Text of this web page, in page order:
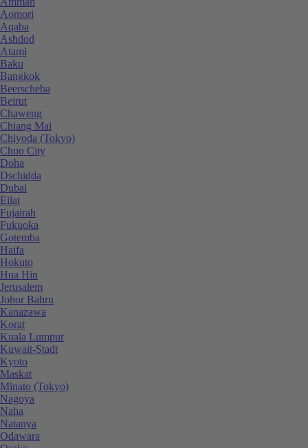
Aomori
Aqaba
Ashdod
Atami
Baku
Bangkok
Beerscheba
Beirut
Chaweng
Chiang Mai
Chiyoda (Tokyo)
Chuo City
Doha
Dschidda
Dubai
Eilat
Fujairah
Fukuoka
Gotemba
Haifa
Hokuto
Hua Hin
Jerusalem
Johor Bahru
Kanazawa
Korat
Kuala Lumpur
Kuwait-Stadt
Kyoto
Maskat
Minato (Tokyo)
Nagoya
Naha
Natanya
Odawara